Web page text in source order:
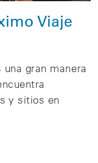
Viaje
gran manera
y sitios en